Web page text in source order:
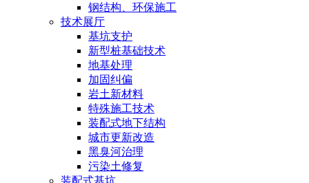
钢结构、环保施工
技术展厅
基坑支护
新型桩基础技术
地基处理
加固纠偏
岩土新材料
特殊施工技术
装配式地下结构
城市更新改造
黑臭河治理
污染土修复